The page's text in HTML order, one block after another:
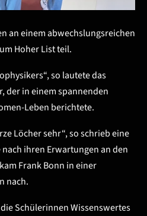
an einem abwechslungsreichen
Hoher List teil.
so lautete das
der in einem spannenden
Leben berichtete.
Löcher sehr“, so schrieb eine
ihren Erwartungen an den
Frank Bonn in einer
nach.
Schülerinnen Wissenswertes